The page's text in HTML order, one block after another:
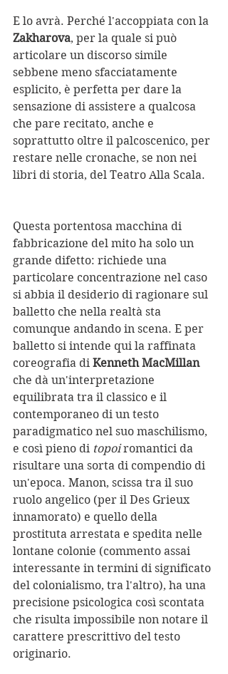
E lo avrà. Perché l'accoppiata con la
Zakharova, per la quale si può
articolare un discorso simile
sebbene meno sfacciatamente
esplicito, è perfetta per dare la
sensazione di assistere a qualcosa
che pare recitato, anche e
soprattutto oltre il palcoscenico, per
restare nelle cronache, se non nei
libri di storia, del Teatro Alla Scala.
Questa portentosa macchina di
fabbricazione del mito ha solo un
grande difetto: richiede una
particolare concentrazione nel caso
si abbia il desiderio di ragionare sul
balletto che nella realtà sta
comunque andando in scena. E per
balletto si intende qui la raffinata
coreografia di Kenneth MacMillan
che dà un'interpretazione
equilibrata tra il classico e il
contemporaneo di un testo
paradigmatico nel suo maschilismo,
e così pieno di topoi romantici da
risultare una sorta di compendio di
un'epoca. Manon, scissa tra il suo
ruolo angelico (per il Des Grieux
innamorato) e quello della
prostituta arrestata e spedita nelle
lontane colonie (commento assai
interessante in termini di significato
del colonialismo, tra l'altro), ha una
precisione psicologica così scontata
che risulta impossibile non notare il
carattere prescrittivo del testo
originario.